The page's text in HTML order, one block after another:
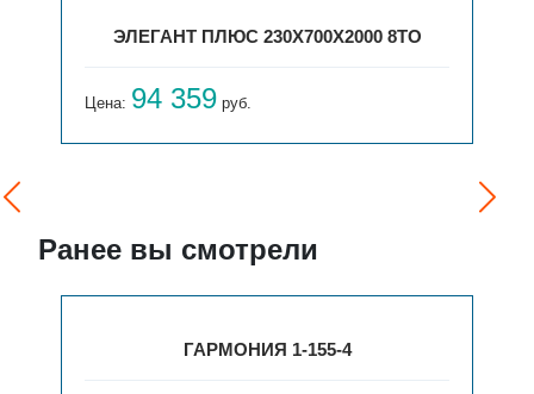
ЭЛЕГАНТ ПЛЮС 230X700X2000 8ТО
Цена: 94 359 руб.
Ранее вы смотрели
ГАРМОНИЯ 1-155-4